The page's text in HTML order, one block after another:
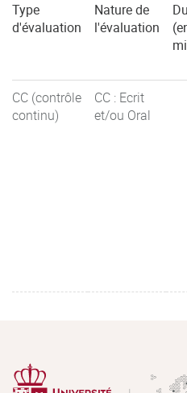
Type
d'évaluation
Nature de
l'évaluation
CC (contrôle
continu)
CC : Ecrit
et/ou Oral